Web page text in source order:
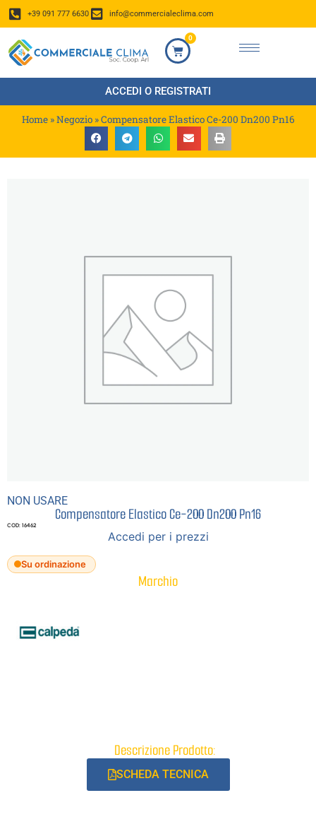
+39 091 777 6630 info@commercialeclima.com
0
ACCEDI O REGISTRATI
Home»Negozio»Compensatore Elastico Ce-200 Dn200 Pn16
NON USARE
Compensatore Elastico Ce-200 Dn200 Pn16
COD: 16462
Accedi per i prezzi
Su ordinazione
Marchio
Descrizione Prodotto:
SCHEDA TECNICA